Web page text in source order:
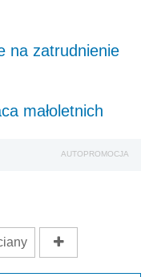
na zatrudnienie
małoletnich
AUTOPROMOCJA